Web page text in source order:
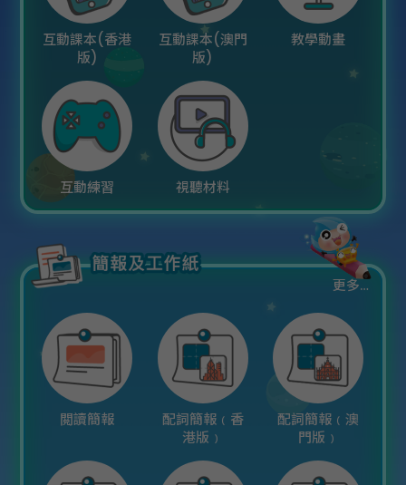
互動課本(香港
版)
互動課本(澳門
版)
教學動畫
互動練習 視聽材料
閲讀簡報
配詞簡報﹙香
港版﹚
配詞簡報﹙澳
門版﹚
更多…